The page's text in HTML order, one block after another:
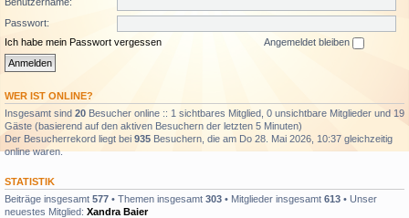
Passwort:
Ich habe mein Passwort vergessen
Angemeldet bleiben
WER IST ONLINE?
Insgesamt sind 20 Besucher online :: 1 sichtbares Mitglied, 0 unsichtbare Mitglieder und 19
Gäste (basierend auf den aktiven Besuchern der letzten 5 Minuten)
Der Besucherrekord liegt bei 935 Besuchern, die am Do 28. Mai 2026, 10:37 gleichzeitig
online waren.
STATISTIK
Beiträge insgesamt 577 • Themen insgesamt 303 • Mitglieder insgesamt 613 • Unser
neuestes Mitglied: Xandra Baier